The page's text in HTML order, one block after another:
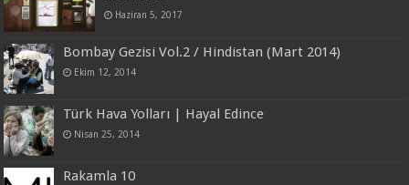
Haziran 5, 2017
Bombay Gezisi Vol.2 / Hindistan (Mart 2014)
Ekim 12, 2014
Türk Hava Yolları | Hayal Edince
Nisan 25, 2014
Rakamla 10